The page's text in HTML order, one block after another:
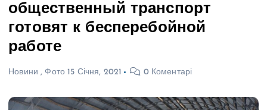
общественный транспорт
готовят к бесперебойной
работе
Новини , Фото 15 Січня, 2021 0 Коментарі